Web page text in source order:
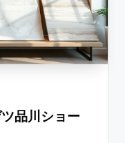
品川ショー